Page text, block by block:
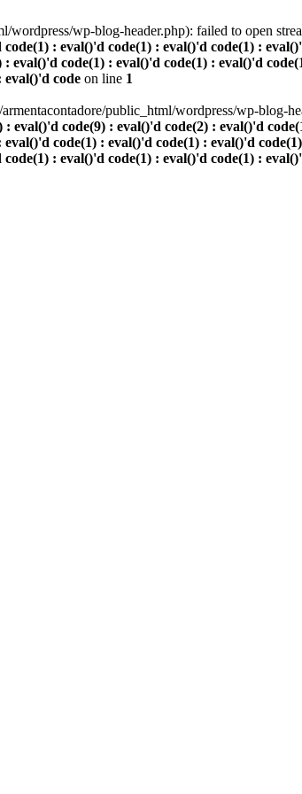
wordpress/wp-blog-header.php): failed to open
: eval()'d code(1) : eval()'d code(1) :
eval()'d code(1) : eval()'d code(1) : eval()'d
eval()'d code on line 1
public_html/wordpress/wp-blog-
code(9) : eval()'d code(2) : eval()'d
code(1) : eval()'d code(1) : eval()'d
: eval()'d code(1) : eval()'d code(1) :